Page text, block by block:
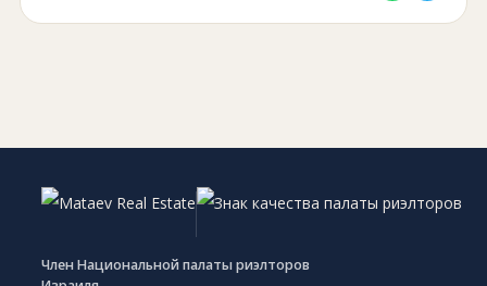
Член Национальной палаты риэлторов